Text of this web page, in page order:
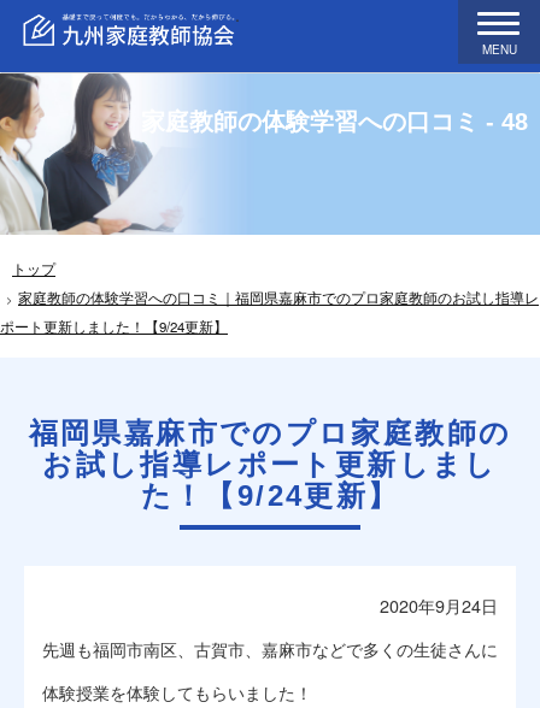
MENU
家庭教師の体験学習への口コミ - 48
トップ
家庭教師の体験学習への口コミ｜福岡県嘉麻市でのプロ家庭教師のお試し指導レ
ポート更新しました！【9/24更新】
福岡県嘉麻市でのプロ家庭教師の
お試し指導レポート更新しまし
た！【9/24更新】
2020年9月24日
先週も福岡市南区、古賀市、嘉麻市などで多くの生徒さんに
体験授業を体験してもらいました！